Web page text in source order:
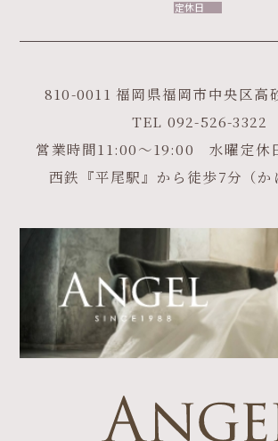
定休日
810-0011 福岡県福岡市中央区高
TEL 092-526-3322
営業時間11:00～19:00 水曜定
西鉄『平尾駅』から徒歩7分（か